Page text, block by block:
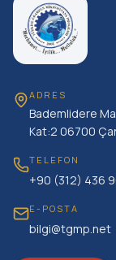
ADRES
Bademlidere
Kat:2 06700
TELEFON
+90 (312) 436
E-POSTA
bilgi@tgmp.net